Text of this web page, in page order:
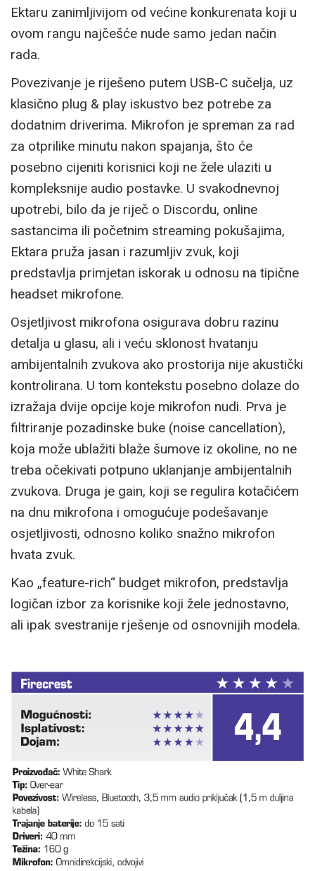
Ektaru zanimljivijom od većine konkurenata koji u
ovom rangu najčešće nude samo jedan način
rada.
Povezivanje je riješeno putem USB-C sučelja, uz
klasično plug & play iskustvo bez potrebe za
dodatnim driverima. Mikrofon je spreman za rad
za otprilike minutu nakon spajanja, što će
posebno cijeniti korisnici koji ne žele ulaziti u
kompleksnije audio postavke. U svakodnevnoj
upotrebi, bilo da je riječ o Discordu, online
sastancima ili početnim streaming pokušajima,
Ektara pruža jasan i razumljiv zvuk, koji
predstavlja primjetan iskorak u odnosu na tipične
headset mikrofone.
Osjetljivost mikrofona osigurava dobru razinu
detalja u glasu, ali i veću sklonost hvatanju
ambijentalnih zvukova ako prostorija nije akustički
kontrolirana. U tom kontekstu posebno dolaze do
izražaja dvije opcije koje mikrofon nudi. Prva je
filtriranje pozadinske buke (noise cancellation),
koja može ublažiti blaže šumove iz okoline, no ne
treba očekivati potpuno uklanjanje ambijentalnih
zvukova. Druga je gain, koji se regulira kotačićem
na dnu mikrofona i omogućuje podešavanje
osjetljivosti, odnosno koliko snažno mikrofon
hvata zvuk.
Kao „feature-rich“ budget mikrofon, predstavlja
logičan izbor za korisnike koji žele jednostavno,
ali ipak svestranije rješenje od osnovnijih modela.